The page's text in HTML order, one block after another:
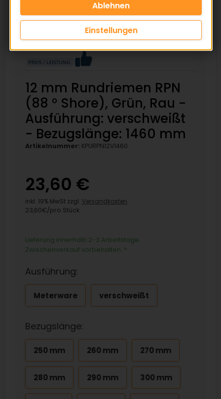
12 mm Rundriemen RPN
(88 ° Shore), Grün, Rau -
Ausführung: verschweißt
- Bezugslänge: 1460 mm
Artikelnummer: KPURPN12V1460
23,60 €
inkl. 19% MwSt zzgl. Versandkosten
23,60€/pro Stück
Lieferung innerhalb 2-3 Arbeitstage.
Zwischenverkauf vorbehalten. *
Ausführung:
Meterware verschweißt
Bezugslänge:
250 mm 260 mm 270 mm
280 mm 290 mm 300 mm
Einstellungen